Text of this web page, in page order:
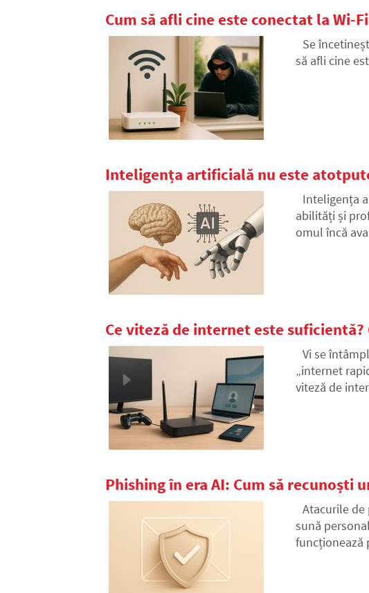
Cum să afli cine este conectat la Wi-
Se
să afli cine
Inteligența artificială nu este
Inteligența
abilități și
omul încă
Ce viteză de internet este
Vi se
„internet
viteză de
Phishing în era AI: Cum să recunoști
Atacurile de
sună
funcționează